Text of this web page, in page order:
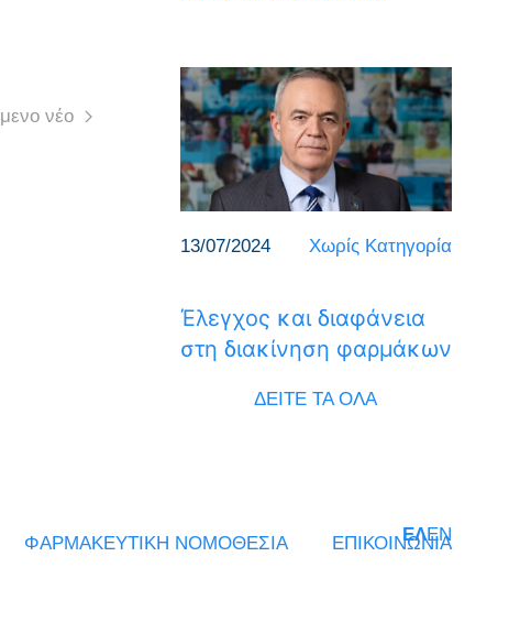
νέο
13/07/2024 Χωρίς Κατηγορία
Έλεγχος και διαφάνεια
στη διακίνηση φαρμάκων
ΔΕΙΤΕ ΤΑ ΟΛΑ
ΕΛEN
ΦΑΡΜΑΚΕΥΤΙΚΗ ΝΟΜΟΘΕΣΙΑ ΕΠΙΚΟΙΝΩΝΙΑ